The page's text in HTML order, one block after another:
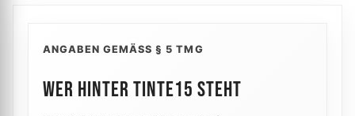
ANGABEN GEMÄSS § 5 TMG
WER HINTER TINTE15 STEHT